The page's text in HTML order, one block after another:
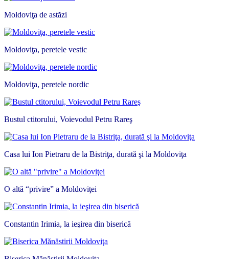
Moldoviţa de astăzi
Moldoviţa, peretele vestic
Moldoviţa, peretele nordic
Bustul ctitorului, Voievodul Petru Rareş
Casa lui Ion Pietraru de la Bistriţa, durată şi la Moldoviţa
O altă “privire” a Moldoviţei
Constantin Irimia, la ieşirea din biserică